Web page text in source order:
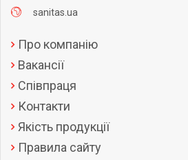
sanitas.ua
Про компанію
Вакансії
Співпраця
Контакти
Якість продукції
Правила сайту